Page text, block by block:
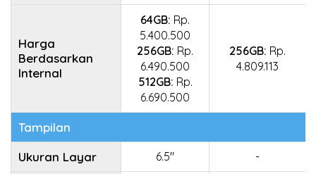
Harga
Berdasarkan
Internal
64GB: Rp.
5.400.500
256GB: Rp.
6.490.500
512GB: Rp.
6.690.500
256GB: Rp.
4.809.113
Tampilan
Ukuran Layar
6.5" -